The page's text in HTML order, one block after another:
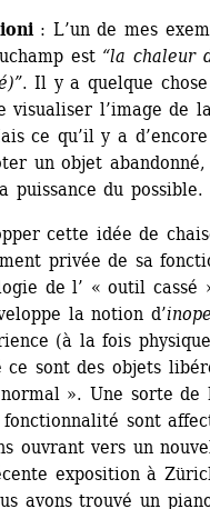
: L’un de mes
est“la chaleur
. Il y a quelque
visualiser l’image de
ce qu’il y a
un objet
puissance du possible.
cette idée de
privée de sa
de l’ « outil cassé
la notion d’
(à la fois
ce sont des objets
». Une sorte de
sont
ouvrant vers un
exposition à
avons trouvé un